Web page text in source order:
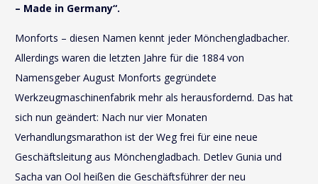
– Made in Germany“.
Monforts – diesen Namen kennt jeder Mönchengladbacher.
Allerdings waren die letzten Jahre für die 1884 von
Namensgeber August Monforts gegründete
Werkzeugmaschinenfabrik mehr als herausfordernd. Das hat
sich nun geändert: Nach nur vier Monaten
Verhandlungsmarathon ist der Weg frei für eine neue
Geschäftsleitung aus Mönchengladbach. Detlev Gunia und
Sacha van Ool heißen die Geschäftsführer der neu